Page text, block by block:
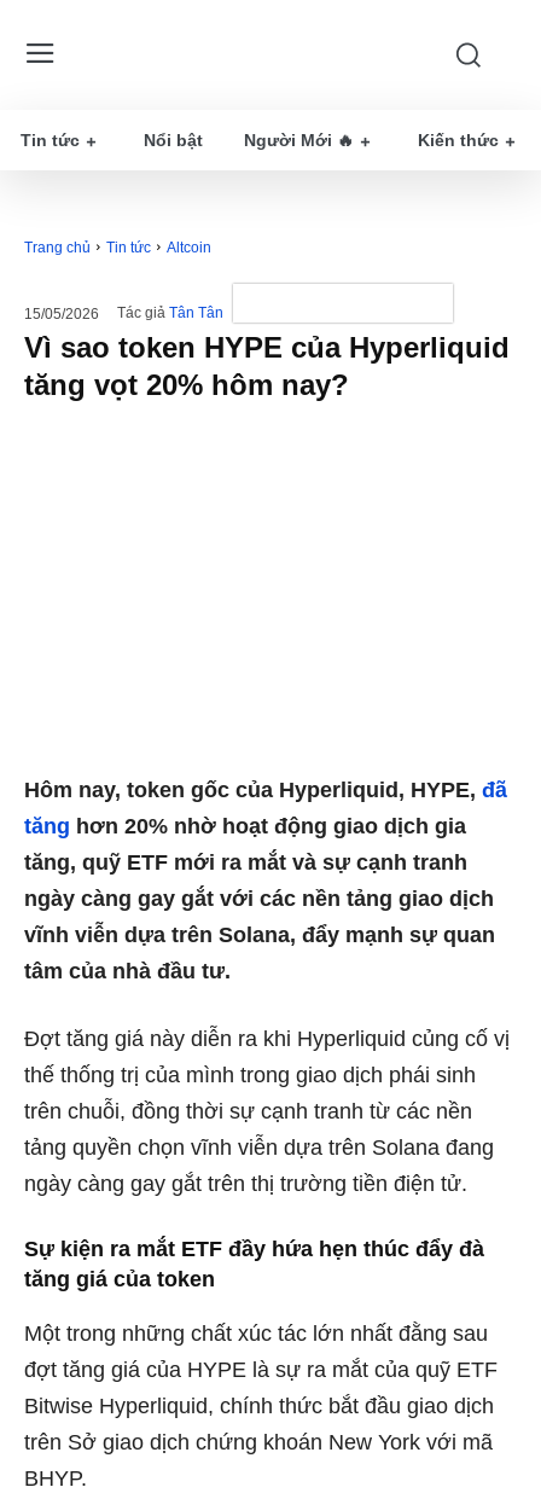
Tin tức Nổi bật Người Mới 🔥 Kiến thức
Trang chủ Tin tức Altcoin
15/05/2026 Tác giả Tân Tân
Vì sao token HYPE của Hyperliquid
tăng vọt 20% hôm nay?
Hôm nay, token gốc của Hyperliquid, HYPE, đã
tăng hơn 20% nhờ hoạt động giao dịch gia
tăng, quỹ ETF mới ra mắt và sự cạnh tranh
ngày càng gay gắt với các nền tảng giao dịch
vĩnh viễn dựa trên Solana, đẩy mạnh sự quan
tâm của nhà đầu tư.
Đợt tăng giá này diễn ra khi Hyperliquid củng cố vị
thế thống trị của mình trong giao dịch phái sinh
trên chuỗi, đồng thời sự cạnh tranh từ các nền
tảng quyền chọn vĩnh viễn dựa trên Solana đang
ngày càng gay gắt trên thị trường tiền điện tử.
Sự kiện ra mắt ETF đầy hứa hẹn thúc đẩy đà
tăng giá của token
Một trong những chất xúc tác lớn nhất đằng sau
đợt tăng giá của HYPE là sự ra mắt của quỹ ETF
Bitwise Hyperliquid, chính thức bắt đầu giao dịch
trên Sở giao dịch chứng khoán New York với mã
BHYP.